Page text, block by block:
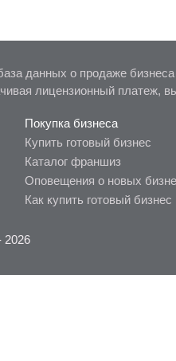
данных о продаже
лицензионный платеж,
Покупка бизнеса
Купить готовый бизнес
Каталог франшиз
Оповещения о новых
Как купить готовый бизнес
2026